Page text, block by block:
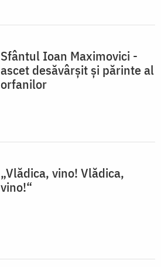
Sfântul Ioan Maximovici -
ascet desăvârșit şi părinte al
orfanilor
„Vlădica, vino! Vlădica,
vino!“